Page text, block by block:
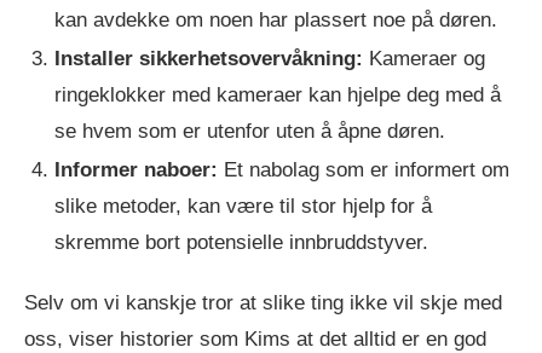
kan avdekke om noen har plassert noe på døren.
Installer sikkerhetsovervåkning: Kameraer og
ringeklokker med kameraer kan hjelpe deg med å
se hvem som er utenfor uten å åpne døren.
Informer naboer: Et nabolag som er informert om
slike metoder, kan være til stor hjelp for å
skremme bort potensielle innbruddstyver.
Selv om vi kanskje tror at slike ting ikke vil skje med
oss, viser historier som Kims at det alltid er en god